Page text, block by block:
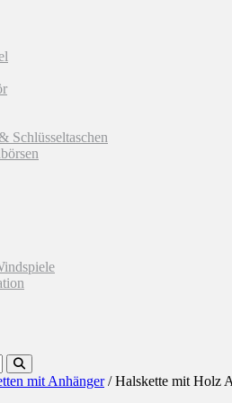
Schlüsseltaschen
mit Anhänger/ Halskette mit Holz